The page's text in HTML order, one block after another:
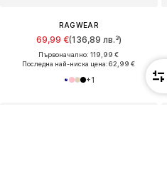
RAGWEAR
69,99 €(136,89 лв.³)
Първоначално: 119,99 €
Последна най-ниска цена:62,99 €
+1